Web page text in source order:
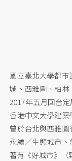
國立臺北大學都
城、西雅圖、柏
2017年五月回台
香港中文大學建築
曾於台北與西雅
永續／生態城市、
著有《好城市》（